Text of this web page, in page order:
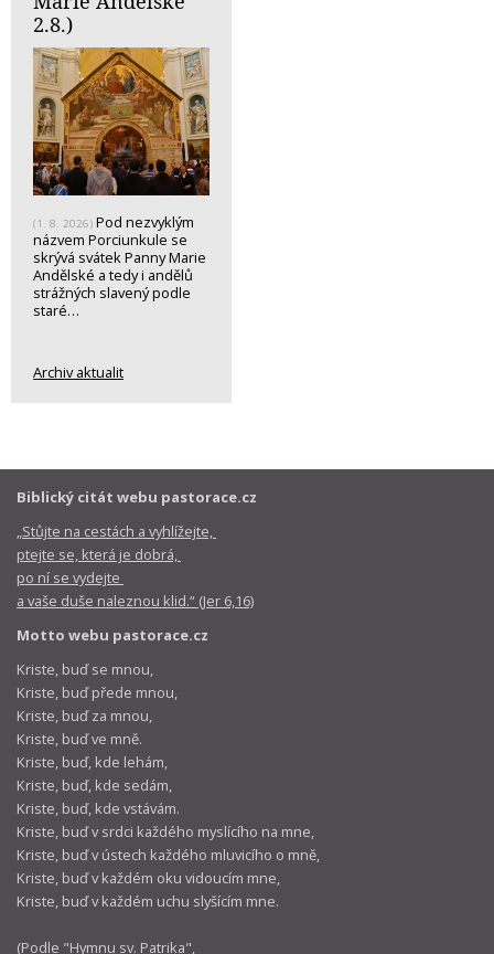
2.8.)
(1. 8. 2026) Pod nezvyklým
názvem Porciunkule se
skrývá svátek Panny Marie
Andělské a tedy i andělů
strážných slavený podle
staré…
Archiv aktualit
Biblický citát webu pastorace.cz
„Stůjte na cestách a vyhlížejte,
ptejte se, která je dobrá,
po ní se vydejte
a vaše duše naleznou klid.“ (Jer 6,16)
Motto webu pastorace.cz
Kriste, buď se mnou,
Kriste, buď přede mnou,
Kriste, buď za mnou,
Kriste, buď ve mně.
Kriste, buď, kde lehám,
Kriste, buď, kde sedám,
Kriste, buď, kde vstávám.
Kriste, buď v srdci každého myslícího na mne,
Kriste, buď v ústech každého mluvicího o mně,
Kriste, buď v každém oku vidoucím mne,
Kriste, buď v každém uchu slyšícím mne.
(Podle "Hymnu sv. Patrika",